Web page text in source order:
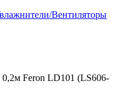
Вентиляторы
Feron LD101 (LS606-